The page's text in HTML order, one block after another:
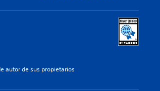
autor de sus propietarios